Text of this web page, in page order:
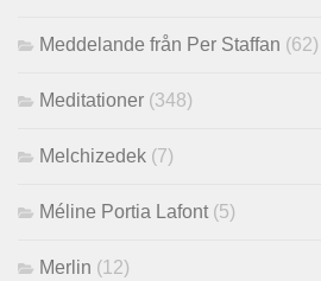
Meddelande från Per Staffan (62)
Meditationer (348)
Melchizedek (7)
Méline Portia Lafont (5)
Merlin (12)